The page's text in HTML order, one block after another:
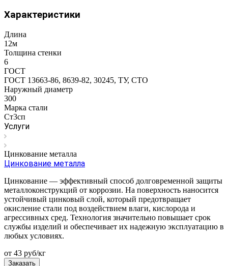
Характеристики
Длина
12м
Толщина стенки
6
ГОСТ
ГОСТ 13663-86, 8639-82, 30245, ТУ, СТО
Наружный диаметр
300
Марка стали
Ст3сп
Услуги
Цинкование металла
Цинкование металла
Цинкование — эффективный способ долговременной защиты
металлоконструкций от коррозии. На поверхность наносится
устойчивый цинковый слой, который предотвращает
окисление стали под воздействием влаги, кислорода и
агрессивных сред. Технология значительно повышает срок
службы изделий и обеспечивает их надежную эксплуатацию в
любых условиях.
от 43 руб/кг
Заказать